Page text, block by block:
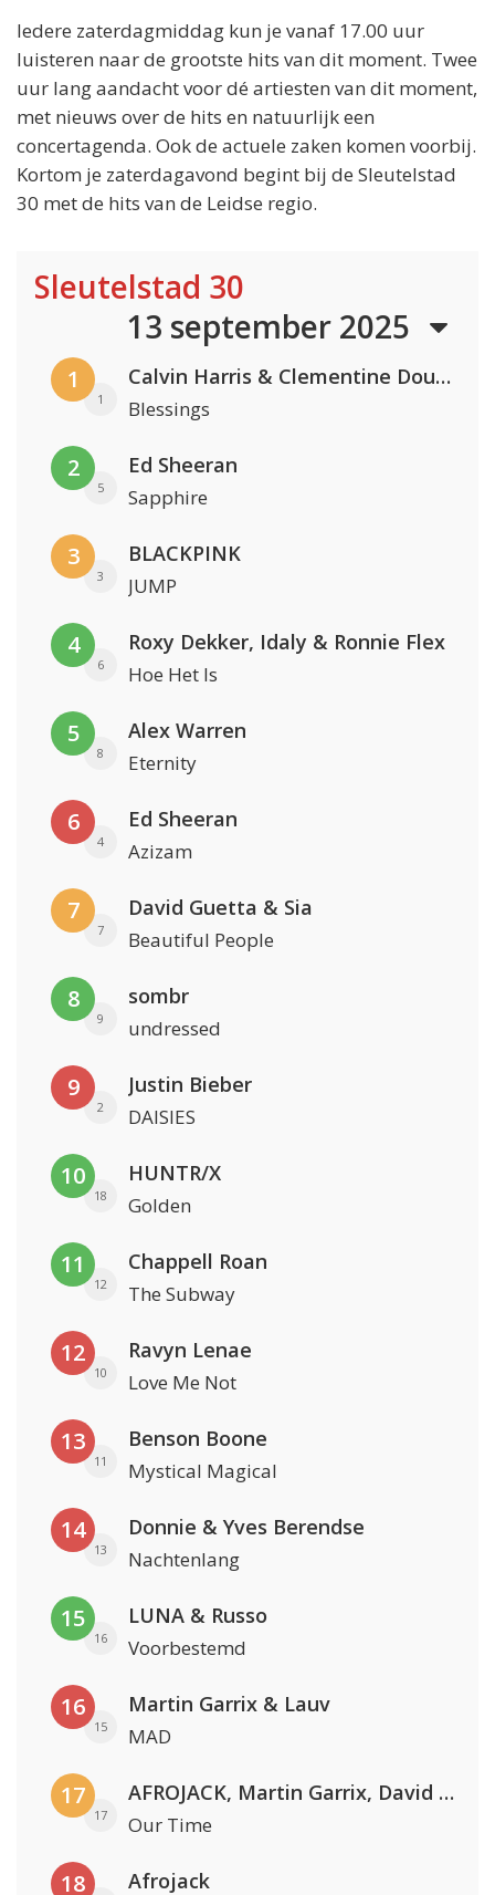
Iedere zaterdagmiddag kun je vanaf 17.00 uur
luisteren naar de grootste hits van dit moment. Twee
uur lang aandacht voor dé artiesten van dit moment,
met nieuws over de hits en natuurlijk een
concertagenda. Ook de actuele zaken komen voorbij.
Kortom je zaterdagavond begint bij de Sleutelstad
30 met de hits van de Leidse regio.
Sleutelstad 30
13 september 2025
1
1
Calvin Harris & Clementine Douglas
Blessings
2
5
Ed Sheeran
Sapphire
3
3
BLACKPINK
JUMP
4
6
Roxy Dekker, Idaly & Ronnie Flex
Hoe Het Is
5
8
Alex Warren
Eternity
6
4
Ed Sheeran
Azizam
7
7
David Guetta & Sia
Beautiful People
8
9
sombr
undressed
9
2
Justin Bieber
DAISIES
10
18
HUNTR/X
Golden
11
12
Chappell Roan
The Subway
12
10
Ravyn Lenae
Love Me Not
13
11
Benson Boone
Mystical Magical
14
13
Donnie & Yves Berendse
Nachtenlang
15
16
LUNA & Russo
Voorbestemd
16
15
Martin Garrix & Lauv
MAD
17
17
AFROJACK, Martin Garrix, David Guetta & Amél
Our Time
18 Afrojack